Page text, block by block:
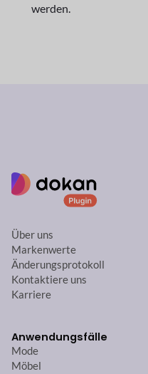
werden.
Über uns
Markenwerte
Änderungsprotokoll
Kontaktiere uns
Karriere
Anwendungsfälle
Mode
Möbel